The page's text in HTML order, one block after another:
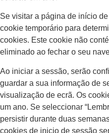
Se visitar a página de início
cookie temporário para
cookies. Este cookie não
eliminado ao fechar o seu
Ao iniciar a sessão, serão
guardar a sua informação de
visualização de ecrã. Os
um ano. Se seleccionar
persistir durante duas
cookies de inicio de sessão